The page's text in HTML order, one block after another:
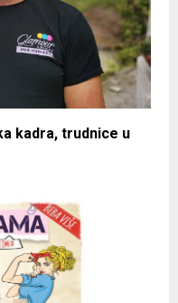
kadra, trudnice u